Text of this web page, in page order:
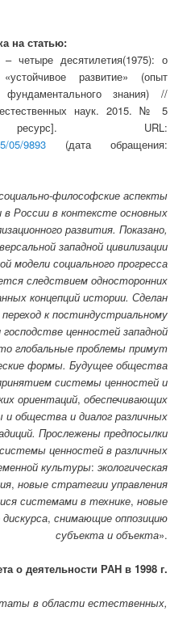
на статью:
четыре десятилетия(1975): о
развитие» (опыт
фундаментального знания) //
наук. 2015. № 5
ресурс]. URL:
05/9893 (дата обращения:
философские аспекты
в России в контексте основных
развития. Показано,
западной цивилизации
модели социального прогресса
следствием односторонних
концепций истории. Сделан
переход к постиндустриальному
ценностей западной
глобальные проблемы примут
формы. Будущее общества
системы ценностей и
ориентаций, обеспечивающих
и общества и диалог различных
Прослежены предпосылки
ценностей в различных
культуры: экологическая
, новые стратегии управления
системами в технике, новые
, снимающие оппозицию
субъекта и объекта».
о деятельности РАН в 1998 г.
в области естественных,